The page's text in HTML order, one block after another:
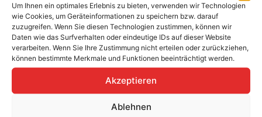
Um Ihnen ein optimales Erlebnis zu bieten, verwenden wir Technologien
wie Cookies, um Geräteinformationen zu speichern bzw. darauf
zuzugreifen. Wenn Sie diesen Technologien zustimmen, können wir
Daten wie das Surfverhalten oder eindeutige IDs auf dieser Website
verarbeiten. Wenn Sie Ihre Zustimmung nicht erteilen oder zurückziehen,
können bestimmte Merkmale und Funktionen beeinträchtigt werden.
Akzeptieren
Ablehnen
Modulares System: Erweiterbar und Parallelbetrieb
von bis zu 4 Batterien möglich
Schutzart: IP65 – geeignet für Innenbereich und
geschützten Außenbereich
Betriebstemperatur: −20 °C bis +50 °C für flexible
Einsatzmöglichkeiten
Kommunikation via CAN / Modbus